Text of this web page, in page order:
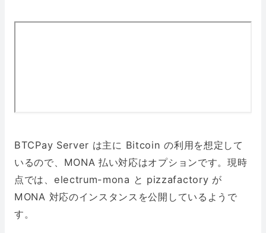
BTCPay Server は主に Bitcoin の利用を想定して
いるので、MONA 払い対応はオプションです。現時
点では、electrum-mona と pizzafactory が
MONA 対応のインスタンスを公開しているようで
す。